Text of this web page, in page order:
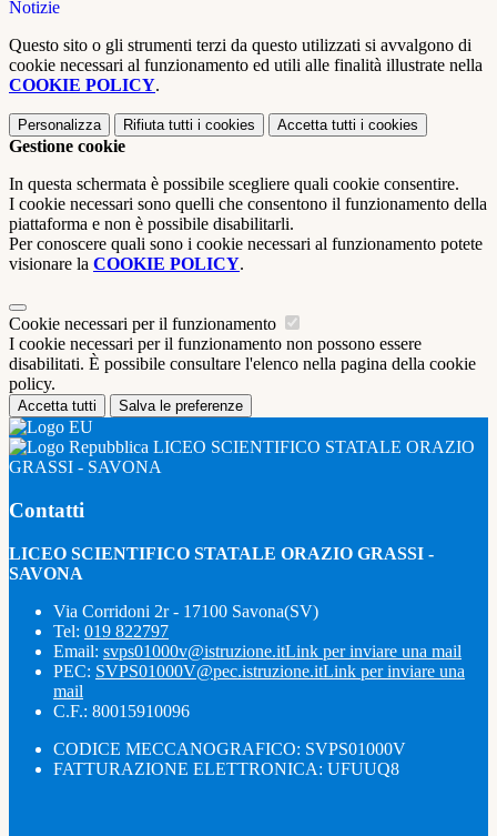
Notizie
Questo sito o gli strumenti terzi da questo utilizzati si avvalgono di
cookie necessari al funzionamento ed utili alle finalità illustrate nella
COOKIE POLICY.
Personalizza Rifiuta tutti i cookies Accetta tutti i cookies
Gestione cookie
In questa schermata è possibile scegliere quali cookie consentire.
I cookie necessari sono quelli che consentono il funzionamento della
piattaforma e non è possibile disabilitarli.
Per conoscere quali sono i cookie necessari al funzionamento potete
visionare la COOKIE POLICY.
Cookie necessari per il funzionamento
I cookie necessari per il funzionamento non possono essere
disabilitati. È possibile consultare l'elenco nella pagina della cookie
policy.
Accetta tutti Salva le preferenze
LICEO SCIENTIFICO STATALE ORAZIO
GRASSI - SAVONA
Contatti
LICEO SCIENTIFICO STATALE ORAZIO GRASSI -
SAVONA
Via Corridoni 2r - 17100 Savona(SV)
Tel: 019 822797
Email: svps01000v@istruzione.itLink per inviare una mail
PEC: SVPS01000V@pec.istruzione.itLink per inviare una
mail
C.F.: 80015910096
CODICE MECCANOGRAFICO: SVPS01000V
FATTURAZIONE ELETTRONICA: UFUUQ8